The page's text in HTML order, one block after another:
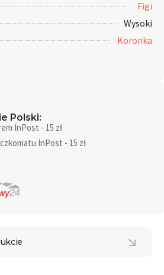
Figi
Wysoki
Koronka
Polski:
InPost - 15 zł
InPost - 15 zł